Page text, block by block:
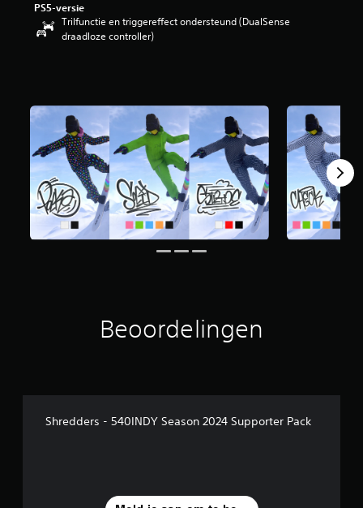
PS5-versie
Trilfunctie en triggereffect ondersteund (DualSense
draadloze controller)
Beoordelingen
Shredders - 540INDY Season 2024 Supporter Pack